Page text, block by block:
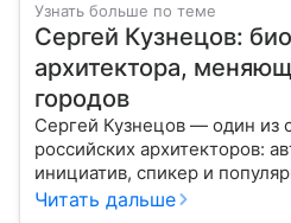
Узнать больше по теме
Сергей Кузнецов:
архитектора,
городов
Сергей Кузнецов — один из
российских архитекторов:
инициатив, спикер и
городской среды.
Читать дальше